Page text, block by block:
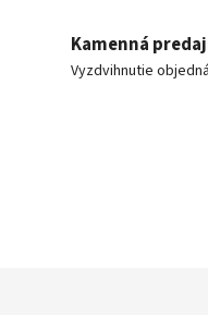
Kamenná
Vyzdvihnutie